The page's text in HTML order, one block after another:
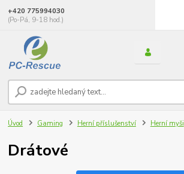
+420 775994030
(Po-Pá, 9-18 hod.)
Úvod Gaming Herní příslušenství Herní myši
Drátové